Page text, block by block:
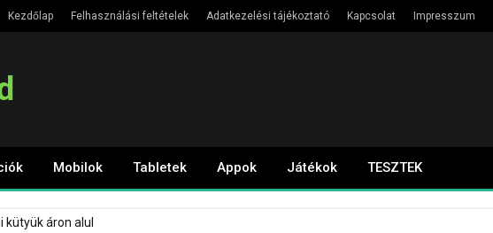
Kezdőlap Felhasználási feltételek Adatkezelési tájékoztató Kapcsolat Impresszum
Mobilok Tabletek Appok Játékok TESZTEK
kütyük áron alul